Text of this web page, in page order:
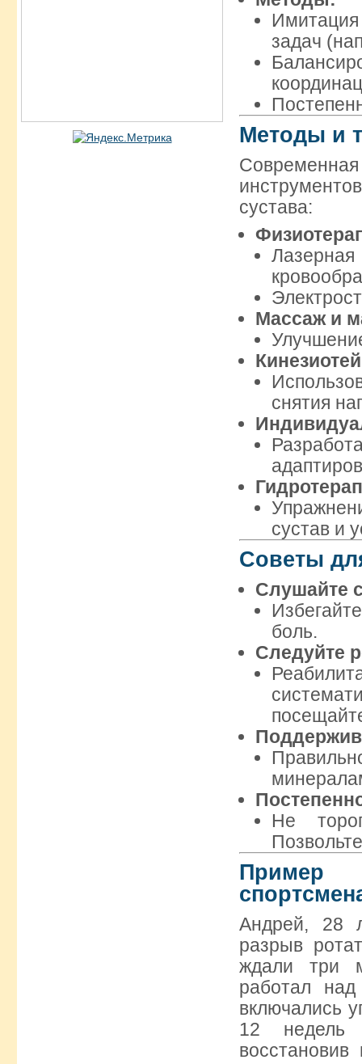
задач
Методы и
сустава:
Массаж и
снятия
сустав и
Советы
Слушайте
боль.
Следуйте
Не
Пример
Андрей, 28
разрыв
ждали три
работал
включались
12 недель